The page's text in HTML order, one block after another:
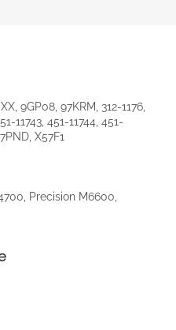
9GP08, 97KRM, 312-1176,
11743, 451-11744, 451-
X57F1
Precision M6600,